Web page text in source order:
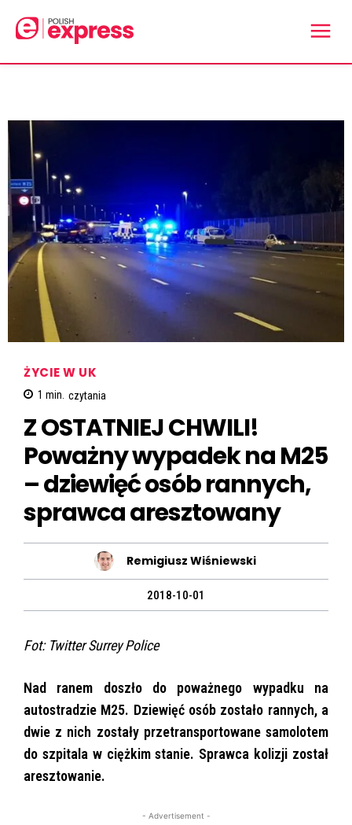
ŻYCIE W UK
1 min. czytania
Z OSTATNIEJ CHWILI!
Poważny wypadek na M25
– dziewięć osób rannych,
sprawca aresztowany
Remigiusz Wiśniewski
2018-10-01
Fot: Twitter Surrey Police
Nad ranem doszło do poważnego wypadku na
autostradzie M25. Dziewięć osób zostało rannych, a
dwie z nich zostały przetransportowane samolotem
do szpitala w ciężkim stanie. Sprawca kolizji został
aresztowanie.
- Advertisement -